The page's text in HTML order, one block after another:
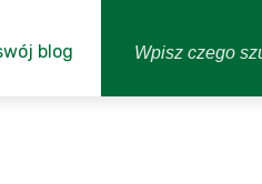
blog